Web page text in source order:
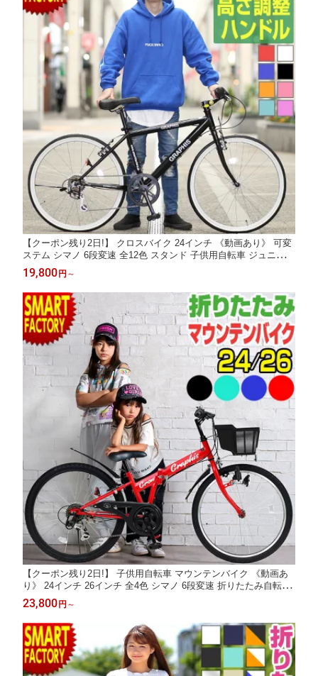
【クーポン残り2日!】 クロスバイク 24インチ 《動画あり》 可変
ステム シマノ 6段変速 全12色 スタンド 子供用自転車 ジュニア
キッズ 小学生 こども 子ども 子供自転車 通学 おしゃれ 初心者 人
気 ☆ プレゼント ギフト 防災 猛暑 酷暑対策 熱中症対策 節約
19,800 円 ～
【クーポン残り2日!】 子供用自転車 マウンテンバイク 《動画あ
り》 24インチ 26インチ 全4色 シマノ 6段変速 折りたたみ自転車
子ども用自転車 こども用自転車 こども じてんしゃ キッズ ジュニ
ア ☆ プレゼント ギフト 防災 猛暑 酷暑対策 熱中症対策 節約
23,800 円 ～